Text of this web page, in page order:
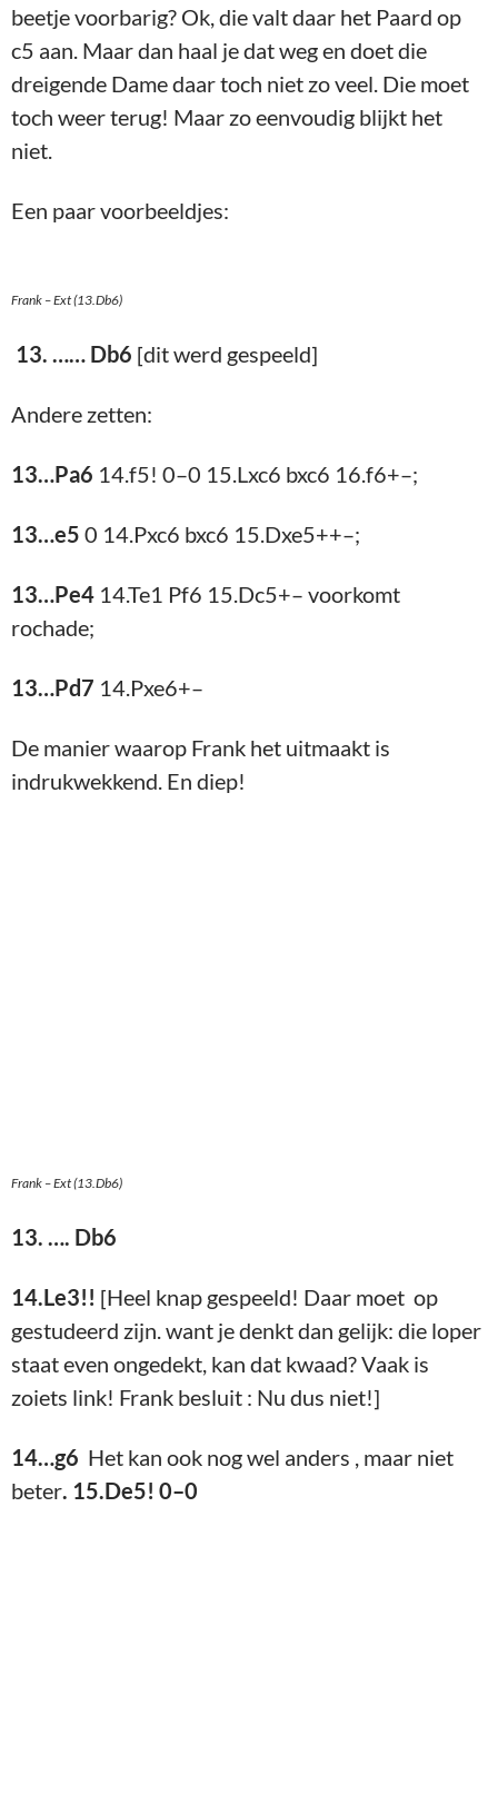
beetje voorbarig? Ok, die valt daar het Paard op
c5 aan. Maar dan haal je dat weg en doet die
dreigende Dame daar toch niet zo veel. Die moet
toch weer terug! Maar zo eenvoudig blijkt het
niet.
Een paar voorbeeldjes:
Frank – Ext (13.Db6)
13. …… Db6 [dit werd gespeeld]
Andere zetten:
13…Pa6 14.f5! 0–0 15.Lxc6 bxc6 16.f6+–;
13…e5 0 14.Pxc6 bxc6 15.Dxe5++–;
13…Pe4 14.Te1 Pf6 15.Dc5+– voorkomt
rochade;
13…Pd7 14.Pxe6+–
De manier waarop Frank het uitmaakt is
indrukwekkend. En diep!
beter. 15.De5! 0–0